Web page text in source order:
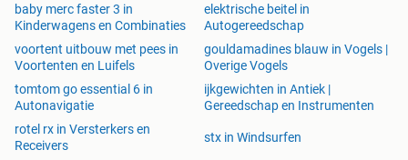
baby merc faster 3 in
Kinderwagens en Combinaties
elektrische beitel in
Autogereedschap
voortent uitbouw met pees in
Voortenten en Luifels
gouldamadines blauw in Vogels |
Overige Vogels
tomtom go essential 6 in
Autonavigatie
ijkgewichten in Antiek |
Gereedschap en Instrumenten
rotel rx in Versterkers en
Receivers
stx in Windsurfen